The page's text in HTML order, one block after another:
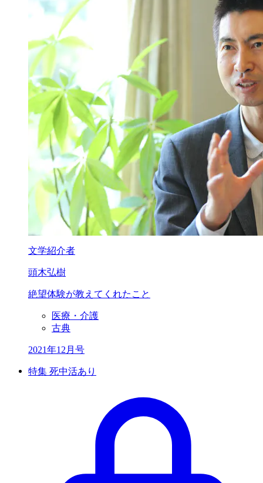
文学紹介者
頭木弘樹
絶望体験が教えてくれたこと
医療・介護
古典
2021年12月号
特集 死中活あり